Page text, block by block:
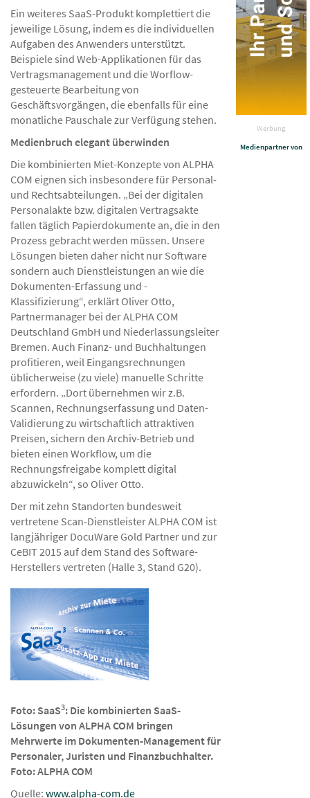
Werbung
Medienpartner von
Ein weiteres SaaS-Produkt komplettiert die
jeweilige Lösung, indem es die individuellen
Aufgaben des Anwenders unterstützt.
Beispiele sind Web-Applikationen für das
Vertragsmanagement und die Worflow-
gesteuerte Bearbeitung von
Geschäftsvorgängen, die ebenfalls für eine
monatliche Pauschale zur Verfügung stehen.
Medienbruch elegant überwinden
Die kombinierten Miet-Konzepte von ALPHA
COM eignen sich insbesondere für Personal-
und Rechtsabteilungen. „Bei der digitalen
Personalakte bzw. digitalen Vertragsakte
fallen täglich Papierdokumente an, die in den
Prozess gebracht werden müssen. Unsere
Lösungen bieten daher nicht nur Software
sondern auch Dienstleistungen an wie die
Dokumenten-Erfassung und -
Klassifizierung“, erklärt Oliver Otto,
Partnermanager bei der ALPHA COM
Deutschland GmbH und Niederlassungsleiter
Bremen. Auch Finanz- und Buchhaltungen
profitieren, weil Eingangsrechnungen
üblicherweise (zu viele) manuelle Schritte
erfordern. „Dort übernehmen wir z.B.
Scannen, Rechnungserfassung und Daten-
Validierung zu wirtschaftlich attraktiven
Preisen, sichern den Archiv-Betrieb und
bieten einen Workflow, um die
Rechnungsfreigabe komplett digital
abzuwickeln“, so Oliver Otto.
Der mit zehn Standorten bundesweit
vertretene Scan-Dienstleister ALPHA COM ist
langjähriger DocuWare Gold Partner und zur
CeBIT 2015 auf dem Stand des Software-
Herstellers vertreten (Halle 3, Stand G20).
Foto: SaaS3: Die kombinierten SaaS-
Lösungen von ALPHA COM bringen
Mehrwerte im Dokumenten-Management für
Personaler, Juristen und Finanzbuchhalter.
Foto: ALPHA COM
Quelle: www.alpha-com.de